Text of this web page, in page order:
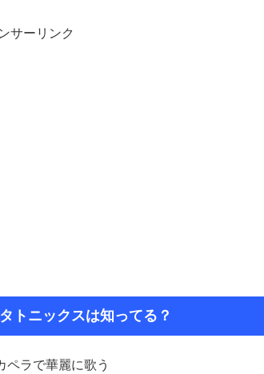
サーリンク
トニックスは知ってる？
ペラで華麗に歌う